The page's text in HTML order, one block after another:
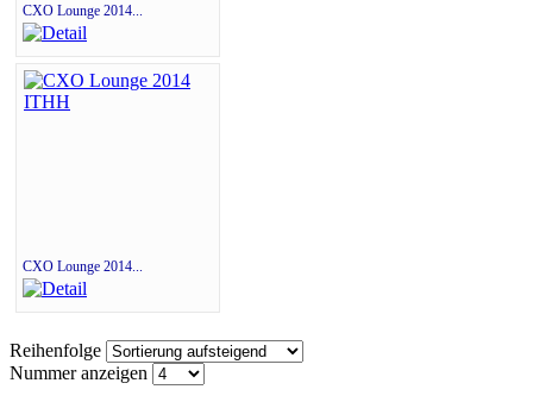
CXO Lounge 2014...
CXO Lounge 2014...
Reihenfolge
Nummer anzeigen